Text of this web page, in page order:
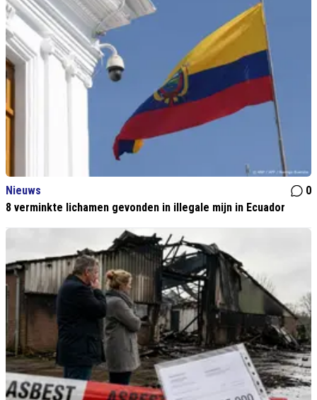
Nieuws
0
8 verminkte lichamen gevonden in illegale mijn in Ecuador